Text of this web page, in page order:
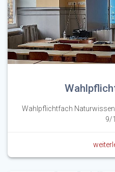
Wahlpflichtfach
9/